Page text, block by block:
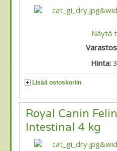
Näytä
Hinta:
Lisää ostoskoriin
Royal Canin
Intestinal 4 kg